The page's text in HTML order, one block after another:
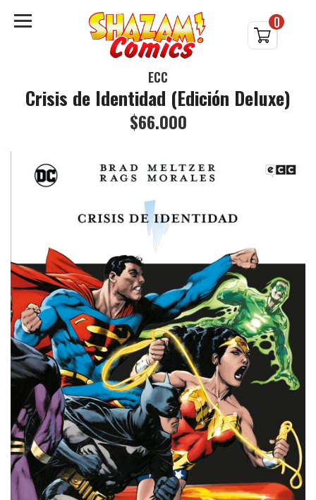
0
ECC
Crisis de Identidad (Edición Deluxe)
$66.000